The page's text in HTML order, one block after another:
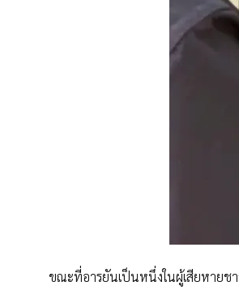
ขณะที่อารยันเป็นหนึ่งในผู้เสียหายช